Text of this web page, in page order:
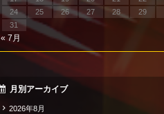
24
25 26 27 28 29
31
« 7月
月別アーカイブ
2026年8月